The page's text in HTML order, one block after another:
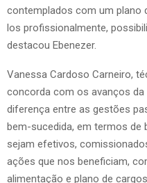
contemplados com um plano
los profissionalmente,
destacou Ebenezer.
Vanessa Cardoso Carneiro,
concorda com os avanços
diferença entre as gestões
bem-sucedida, em termos de
sejam efetivos,
ações que nos beneficiam,
alimentação e plano de